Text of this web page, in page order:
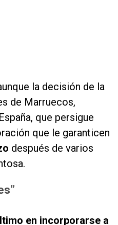
la decisión de la
de Marruecos,
que persigue
que le garanticen
después de varios
en incorporarse a